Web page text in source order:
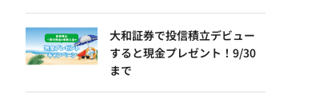
大和証券で投信積立デビュー
すると現金プレゼント！9/30
まで